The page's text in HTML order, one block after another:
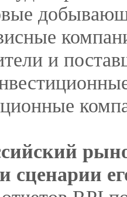
и
сценарии